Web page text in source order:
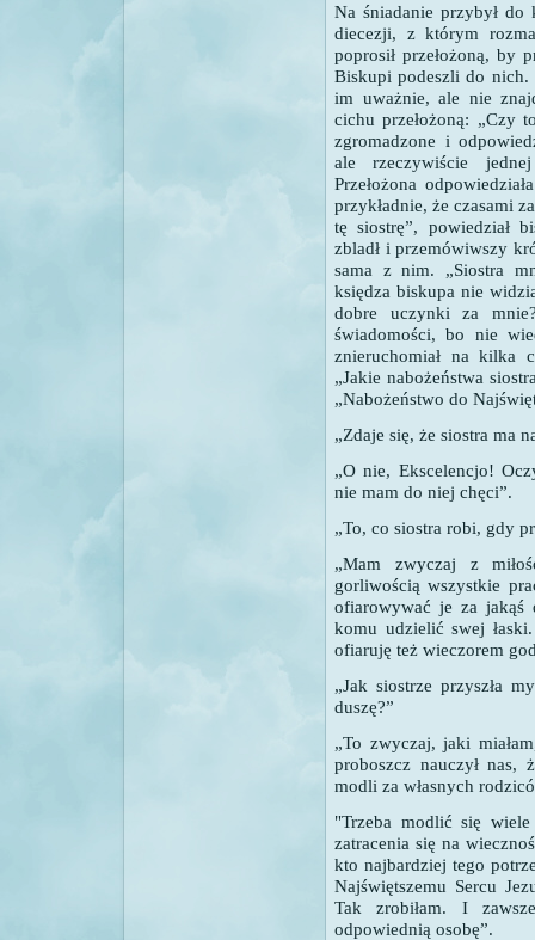
Na śniadanie przybył
diecezji, z którym
poprosił przełożoną, by
Biskupi podeszli do nich.
im uważnie, ale nie
cichu przełożoną: „Czy
zgromadzone i
ale rzeczywiście
Przełożona
przykładnie, że czasami
tę siostrę”, powiedział
zbladł i przemówiwszy
sama z nim.
„Siostra
księdza biskupa nie
dobre uczynki za
świadomości, bo nie
znieruchomiał na kilka
„Jakie nabożeństwa
„Nabożeństwo do
„Zdaje się, że siostra ma
„O nie, Ekscelencjo!
nie mam do niej chęci”.
„To, co siostra robi, gdy
„Mam zwyczaj z
gorliwością wszystkie
ofiarowywać je za jakąś
komu udzielić swej
ofiaruję też wieczorem
„Jak siostrze przyszła
duszę?”
„To zwyczaj, jaki
proboszcz nauczył
modli za własnych
"Trzeba modlić się
zatracenia się na
kto najbardziej tego
Najświętszemu Sercu
Tak zrobiłam. I
odpowiednią osobę”.